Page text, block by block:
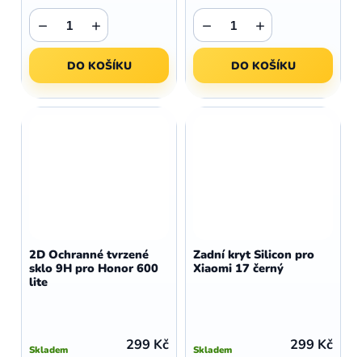
+
−
DO KOŠÍKU
+
−
DO KOŠÍKU
2D Ochranné tvrzené
sklo 9H pro Honor 600
lite
Skladem 299 Kč
Zadní kryt Silicon pro
Xiaomi 17 černý
Skladem 299 Kč